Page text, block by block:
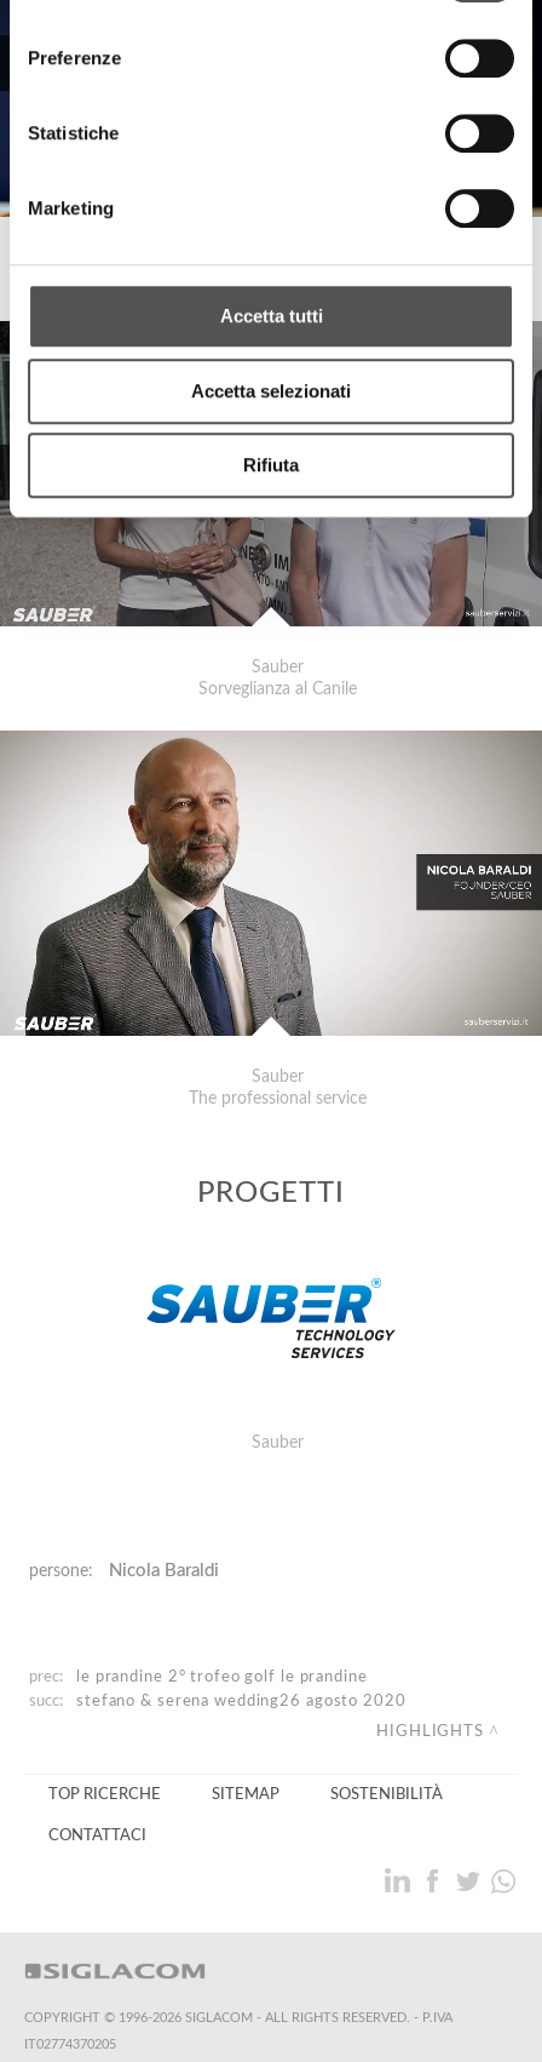
Preferenze
Statistiche
Marketing
Accetta tutti
Accetta selezionati
Rifiuta
Sauber
Sorveglianza al Canile
Sauber
The professional service
PROGETTI
Sauber
persone: Nicola Baraldi
prec: le prandine 2° trofeo golf le prandine
succ:
stefano & serena wedding26 agosto 2020
HIGHLIGHTS
TOP RICERCHE SITEMAP SOSTENIBILITÀ
CONTATTACI
COPYRIGHT © 1996-2026 SIGLACOM - ALL RIGHTS RESERVED. - P.IVA
IT02774370205